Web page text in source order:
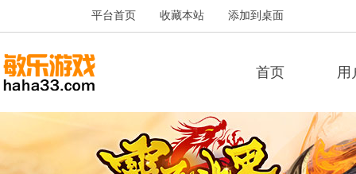
首页 用
平台首页 收藏本站 添加到桌面